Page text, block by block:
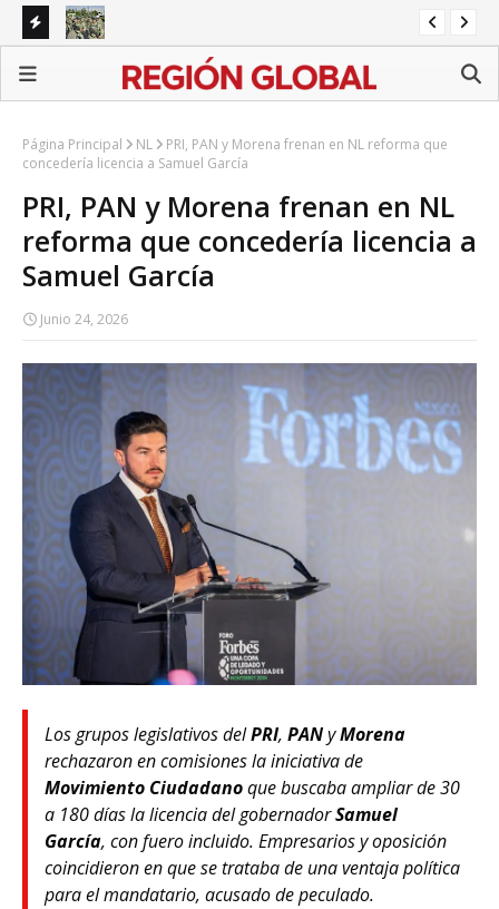
Michoacán recibe 1,557 militares y guardias ante alerta
de EU por aguacate
Página Principal NL
PRI, PAN y Morena frenan en NL reforma que
concedería licencia a Samuel García
PRI, PAN y Morena frenan en NL
reforma que concedería licencia a
Samuel García
Junio 24, 2026
Los grupos legislativos delPRI, PANyMorena
rechazaron en comisiones la iniciativa de
Movimiento Ciudadanoque buscaba ampliar de 30
a 180 días la licencia del gobernadorSamuel
García, con fuero incluido. Empresarios y oposición
coincidieron en que se trataba de una ventaja política
para el mandatario, acusado de peculado.